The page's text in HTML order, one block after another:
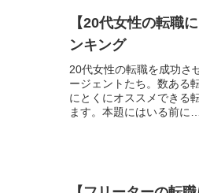
【20代女性の転職
ンキング
20代女性の転職を成功さ
ージェントたち。数ある
にとくにオススメできる
ます。本題にはいる前に